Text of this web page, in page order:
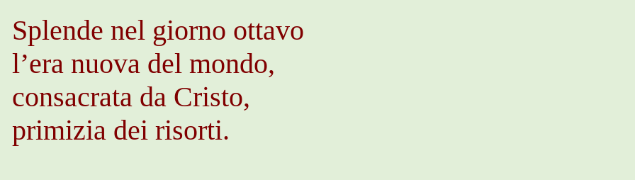
Splende nel giorno ottavo
l’era nuova del mondo,
consacrata da Cristo,
primizia dei risorti.